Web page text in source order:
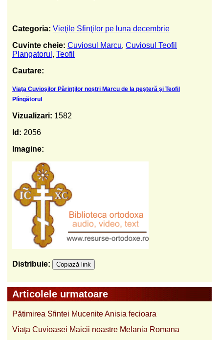
Categoria: Vieţile Sfinţilor pe luna decembrie
Cuvinte cheie: Cuviosul Marcu, Cuviosul Teofil
Plangatorul , Teofil
Cautare:
Viaţa Cuvioşilor Părinţilor noştri Marcu de la peşteră şi Teofil
Plîngătorul
Vizualizari: 1582
Id: 2056
Imagine:
Distribuie: Copiază link
Articolele urmatoare
Pătimirea Sfintei Mucenite Anisia fecioara
Viaţa Cuvioasei Maicii noastre Melania Romana